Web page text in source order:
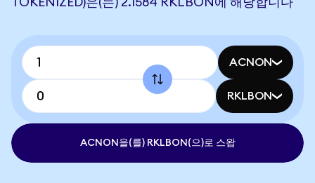
ACNON
RKLBON
ACNON을(를) RKLBON(으)로 스왑